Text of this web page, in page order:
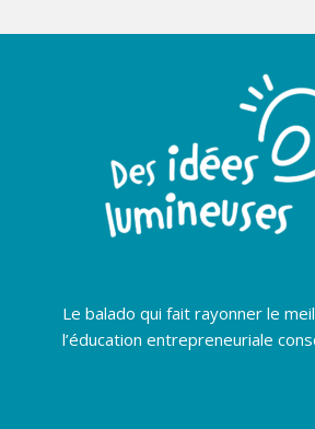
Le balado qui fait rayonner le
l’éducation entrepreneuriale